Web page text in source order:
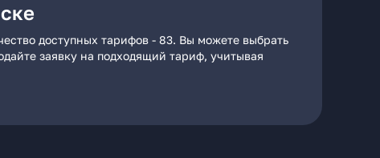
доступных тарифов - 83. Вы можете выбрать
заявку на подходящий тариф, учитывая